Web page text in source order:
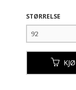
STØRRELSE